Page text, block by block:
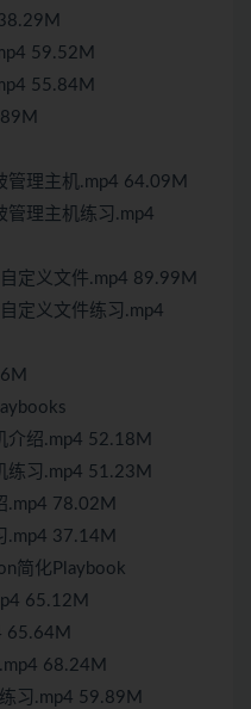
59.52M
55.84M
管理主机.mp4 64.09M
管理主机练习.mp4
定义文件.mp4 89.99M
定义文件练习.mp4
介绍.mp4 52.18M
练习.mp4 51.23M
.mp4 78.02M
.mp4 37.14M
简化Playbook
65.12M
65.64M
68.24M
习.mp4 59.89M